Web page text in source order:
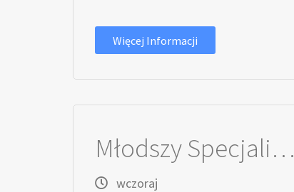
Więcej Informacji
Młodszy Specjalista / Młodsza Specjalistka ds. BHP
wczoraj